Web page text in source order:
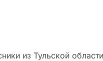
из Тульской области